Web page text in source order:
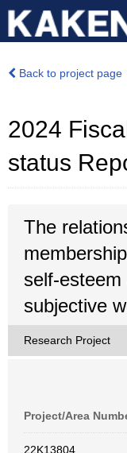
Back to project page
2024
status
The
self-
subjective
Research Project
Project/Area
22K13804